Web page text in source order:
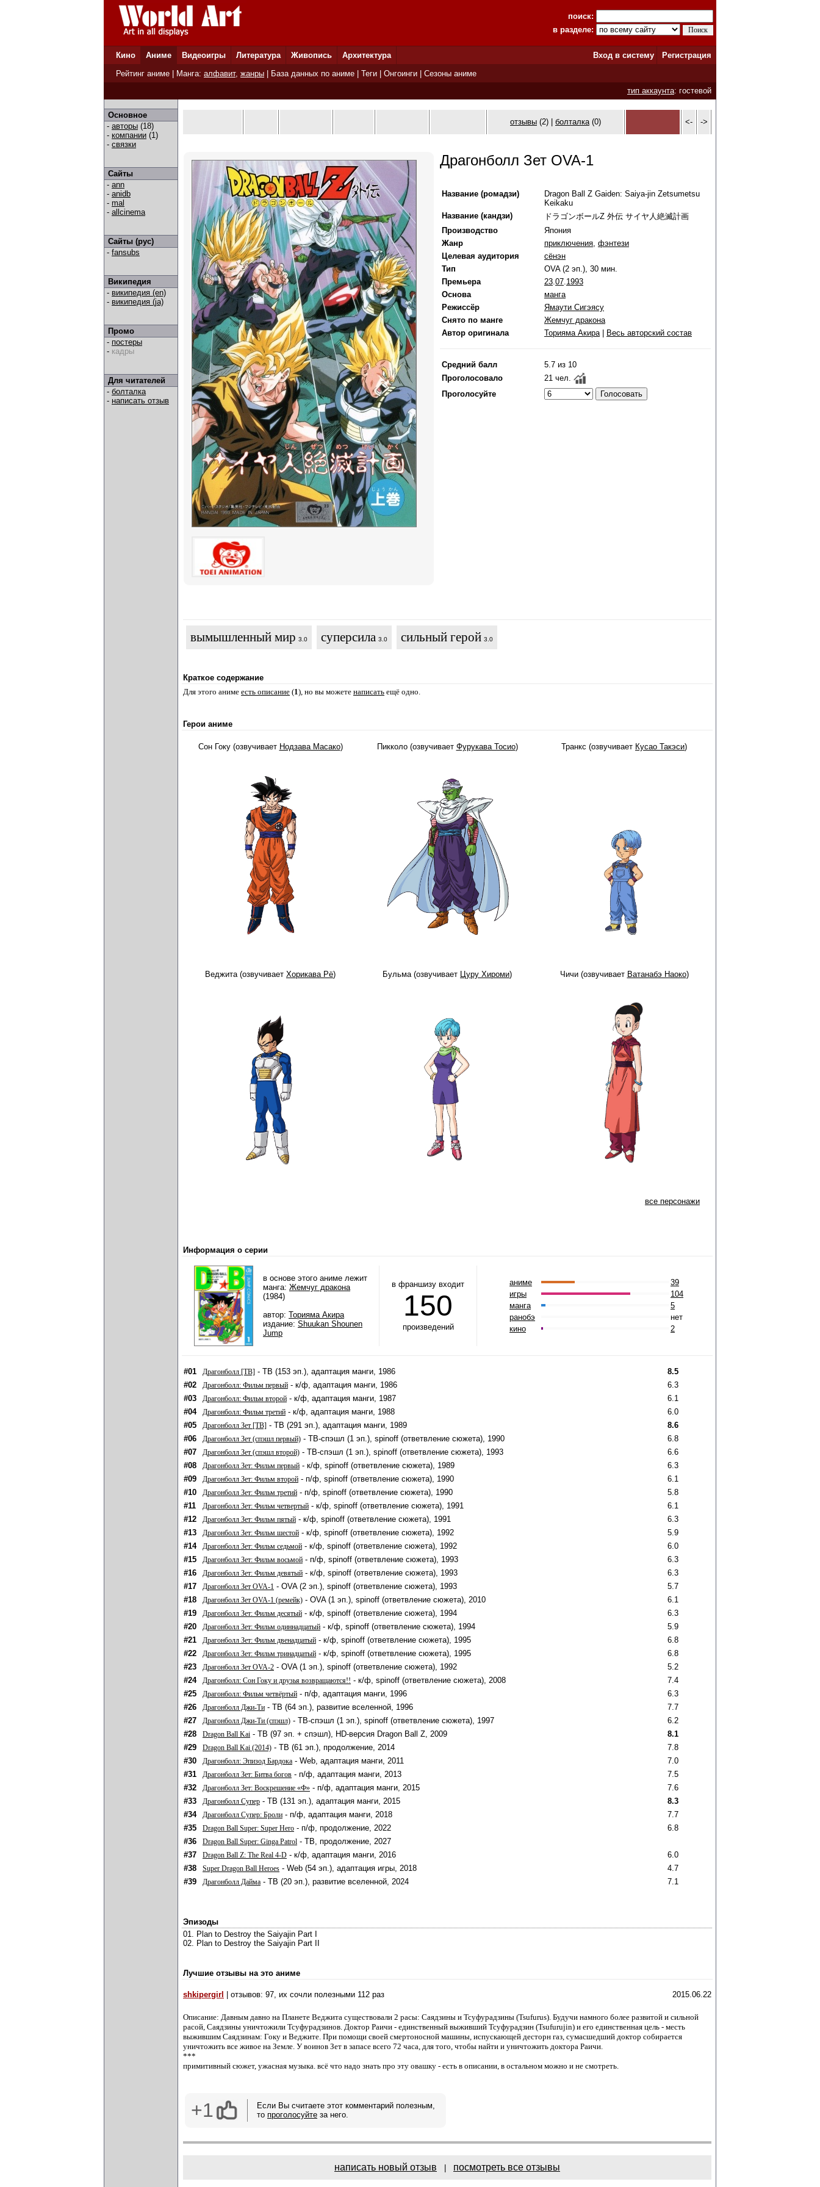
поиск:
в разделе:
Кино Аниме Видеоигры Литература Живопись Архитектура Вход в систему
Регистрация
Рейтинг аниме | Манга: алфавит, жанры База данных по аниме Теги Онгоинги
Сезоны аниме
тип аккаунта: гостевой
Основное
- авторы (18)
- компании (1)
- связки
Сайты
- ann
- anidb
- mal
- allcinema
Сайты (рус)
- fansubs
Википедия
- википедия (en)
- википедия (ja)
Промо
- постеры
- кадры
Для читателей
- болталка
- написать отзыв
отзывы (2) | болталка(0) <- ->
Драгонболл Зет OVA-1
Название (ромадзи)
Dragon Ball Z Gaiden: Saiya-jin Zetsumetsu
Keikaku
Название (кандзи)
ドラゴンボールZ 外伝 サイヤ人絶滅計画
Производство
Япония
Жанр
приключения, фэнтези
Целевая аудитория
сёнэн
Тип
OVA (2 эп.), 30 мин.
Премьера
23.07.1993
Основа
манга
Режиссёр
Ямаути Сигэясу
Снято по манге
Жемчуг дракона
Автор оригинала
Торияма Акира| Весь авторский состав
Средний балл
5.7 из 10
Проголосовало
21 чел.
Проголосуйте
вымышленный мир 3.0 суперсила 3.0 сильный герой 3.0
Краткое содержание
Для этого аниме есть описание (1), но вы можете написать ещё одно.
Герои аниме
Сон Гоку (озвучивает Нодзава Масако) Пикколо (озвучивает Фурукава Тосио) Транкс (озвучивает Кусао Такэси)
Веджита (озвучивает Хорикава Рё) Бульма (озвучивает Цуру Хироми) Чичи (озвучивает Ватанабэ Наоко)
все персонажи
Информация о серии
в основе этого аниме лежит
манга: Жемчуг дракона
(1984)
автор: Торияма Акира
издание: Shuukan Shounen
Jump
в франшизу входит
150
произведений
аниме
39
игры
104
манга
5
ранобэ
нет
кино
2
#01 Драгонболл [ТВ] - ТВ (153 эп.), адаптация манги, 1986
8.5
#02
Драгонболл: Фильм первый - к/ф, адаптация манги, 1986
6.3
#03
Драгонболл: Фильм второй - к/ф, адаптация манги, 1987
6.1
#04
Драгонболл: Фильм третий - к/ф, адаптация манги, 1988
6.0
#05
Драгонболл Зет [ТВ] - ТВ (291 эп.), адаптация манги, 1989
8.6
#06
Драгонболл Зет (спэшл первый) - ТВ-спэшл (1 эп.), spinoff (ответвление сюжета), 1990
6.8
#07
Драгонболл Зет (спэшл второй) - ТВ-спэшл (1 эп.), spinoff (ответвление сюжета), 1993
6.6
#08
Драгонболл Зет: Фильм первый - к/ф, spinoff (ответвление сюжета), 1989
6.3
#09
Драгонболл Зет: Фильм второй - п/ф, spinoff (ответвление сюжета), 1990
6.1
#10
Драгонболл Зет: Фильм третий - п/ф, spinoff (ответвление сюжета), 1990
5.8
#11
Драгонболл Зет: Фильм четвертый - к/ф, spinoff (ответвление сюжета), 1991
6.1
#12
Драгонболл Зет: Фильм пятый - к/ф, spinoff (ответвление сюжета), 1991
6.3
#13
Драгонболл Зет: Фильм шестой - к/ф, spinoff (ответвление сюжета), 1992
5.9
#14
Драгонболл Зет: Фильм седьмой - к/ф, spinoff (ответвление сюжета), 1992
6.0
#15
Драгонболл Зет: Фильм восьмой - п/ф, spinoff (ответвление сюжета), 1993
6.3
#16
Драгонболл Зет: Фильм девятый - к/ф, spinoff (ответвление сюжета), 1993
6.3
#17
Драгонболл Зет OVA-1 - OVA (2 эп.), spinoff (ответвление сюжета), 1993
5.7
#18
Драгонболл Зет OVA-1 (ремейк) - OVA (1 эп.), spinoff (ответвление сюжета), 2010
6.1
#19
Драгонболл Зет: Фильм десятый - к/ф, spinoff (ответвление сюжета), 1994
6.3
#20
Драгонболл Зет: Фильм одиннадцатый - к/ф, spinoff (ответвление сюжета), 1994
5.9
#21
Драгонболл Зет: Фильм двенадцатый - к/ф, spinoff (ответвление сюжета), 1995
6.8
#22
Драгонболл Зет: Фильм тринадцатый - к/ф, spinoff (ответвление сюжета), 1995
6.8
#23
Драгонболл Зет OVA-2 - OVA (1 эп.), spinoff (ответвление сюжета), 1992
5.2
#24
Драгонболл: Сон Гоку и друзья возвращаются!! - к/ф, spinoff (ответвление сюжета), 2008
7.4
#25
Драгонболл: Фильм четвёртый - п/ф, адаптация манги, 1996
6.3
#26
Драгонболл Джи-Ти - ТВ (64 эп.), развитие вселенной, 1996
7.7
#27
Драгонболл Джи-Ти (спэшл) - ТВ-спэшл (1 эп.), spinoff (ответвление сюжета), 1997
6.2
#28
Dragon Ball Kai - ТВ (97 эп. + спэшл), HD-версия Dragon Ball Z, 2009
8.1
#29
Dragon Ball Kai (2014) - ТВ (61 эп.), продолжение, 2014
7.8
#30
Драгонболл: Эпизод Бардока - Web, адаптация манги, 2011
7.0
#31
Драгонболл Зет: Битва богов - п/ф, адаптация манги, 2013
7.5
#32
Драгонболл Зет: Воскрешение «Ф» - п/ф, адаптация манги, 2015
7.6
#33
Драгонболл Супер - ТВ (131 эп.), адаптация манги, 2015
8.3
#34
Драгонболл Супер: Броли - п/ф, адаптация манги, 2018
7.7
#35
Dragon Ball Super: Super Hero - п/ф, продолжение, 2022
6.8
#36
Dragon Ball Super: Ginga Patrol - ТВ, продолжение, 2027
#37
Dragon Ball Z: The Real 4-D - к/ф, адаптация манги, 2016
6.0
#38
Super Dragon Ball Heroes - Web (54 эп.), адаптация игры, 2018
4.7
#39
Драгонболл Дайма - ТВ (20 эп.), развитие вселенной, 2024 7.1
Эпизоды
01. Plan to Destroy the Saiyajin Part I
02. Plan to Destroy the Saiyajin Part II
Лучшие отзывы на это аниме
shkipergirl | отзывов: 97, их сочли полезными 112 раз 2015.06.22
Описание: Давным давно на Планете Веджита существовали 2 расы: Саядзины и Тсуфурадзины (Tsufurus). Будучи намного более развитой и сильной
расой, Саядзины уничтожили Тсуфурадзинов. Доктор Раичи - единственный выживший Тсуфурадзин (Tsufurujin) и его единственная цель - месть
выжившим Саядзинам: Гоку и Веджите. При помощи своей смертоносной машины, испускающей десторн газ, сумасшедший доктор собирается
уничтожить все живое на Земле. У воинов Зет в запасе всего 72 часа, для того, чтобы найти и уничтожить доктора Раичи.
***
примитивный сюжет, ужасная музыка. всё что надо знать про эту овашку - есть в описании, в остальном можно и не смотреть.
+1
Если Вы считаете этот комментарий полезным,
то проголосуйте за него.
написать новый отзыв посмотреть все отзывы